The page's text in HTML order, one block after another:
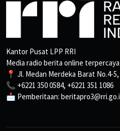
Kantor Pusat LPP RRI
Media radio berita online terpercaya
📍 Jl. Medan Merdeka Barat No.4-
📞 +6221 350 0584, +6221 351 1086
📩 Pemberitaan: